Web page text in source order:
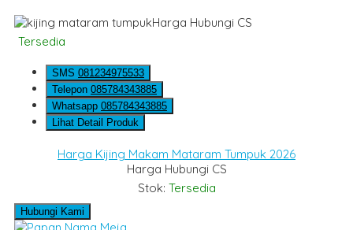
Harga Hubungi CS
Tersedia
SMS 081234975533
Telepon 085784343885
Whatsapp 085784343885
Lihat Detail Produk
Harga Kijing Makam Mataram Tumpuk 2026
Harga Hubungi CS
Stok: Tersedia
Hubungi Kami